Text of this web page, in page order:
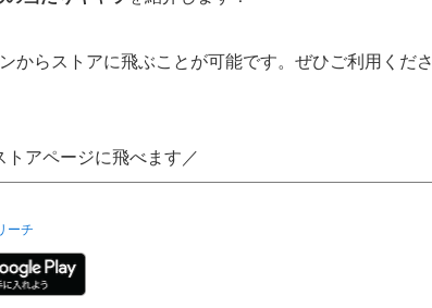
からストアに飛ぶことが可能です。ぜひご利用くださ
トアページに飛べます／
ーチ